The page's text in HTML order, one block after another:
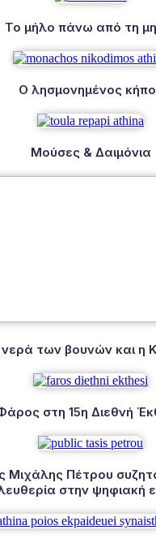
Το μήλο πάνω από τη
Ο λησμονημένος
Μούσες & Δαιμόνια
των βουνών και η
στη 15η Διεθνή
Πέτρου
στην ψηφιακή